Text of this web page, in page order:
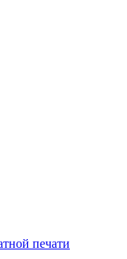
печати